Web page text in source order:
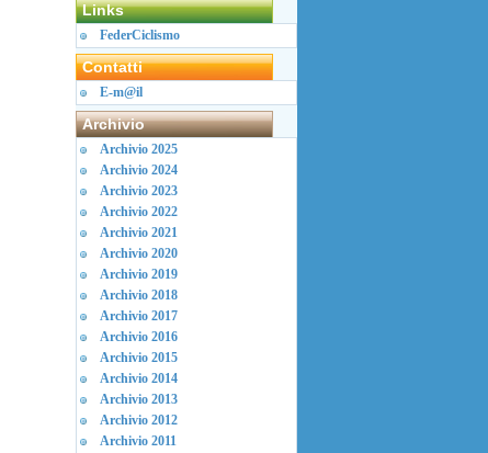
Links
FederCiclismo
Contatti
E-m@il
Archivio
Archivio 2025
Archivio 2024
Archivio 2023
Archivio 2022
Archivio 2021
Archivio 2020
Archivio 2019
Archivio 2018
Archivio 2017
Archivio 2016
Archivio 2015
Archivio 2014
Archivio 2013
Archivio 2012
Archivio 2011